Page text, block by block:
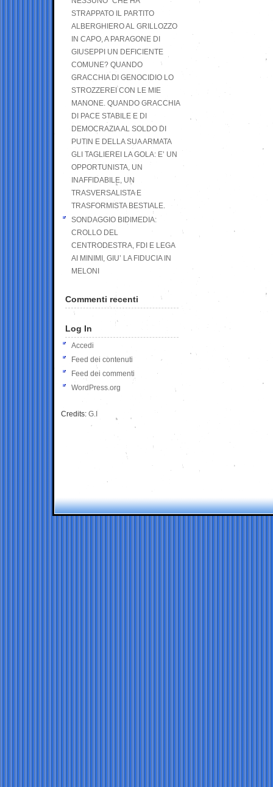
STRAPPATO IL PARTITO
ALBERGHIERO AL GRILLOZZO
IN CAPO, A PARAGONE DI
GIUSEPPI UN DEFICIENTE
COMUNE? QUANDO
GRACCHIA DI GENOCIDIO LO
STROZZEREI CON LE MIE
MANONE. QUANDO GRACCHIA
DI PACE STABILE E DI
DEMOCRAZIA AL SOLDO DI
PUTIN E DELLA SUA ARMATA
GLI TAGLIEREI LA GOLA: E’ UN
OPPORTUNISTA, UN
INAFFIDABILE, UN
TRASVERSALISTA E
TRASFORMISTA BESTIALE.
SONDAGGIO BIDIMEDIA:
CROLLO DEL
CENTRODESTRA, FDI E LEGA
AI MINIMI, GIU’ LA FIDUCIA IN
MELONI
Commenti recenti
Log In
Accedi
Feed dei contenuti
Feed dei commenti
WordPress.org
Credits: G.I